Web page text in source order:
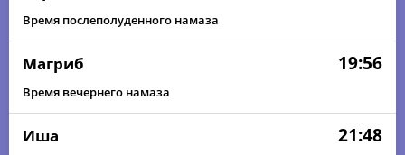
Время послеполуденного намаза
Магриб 19:56
Время вечернего намаза
Иша 21:48